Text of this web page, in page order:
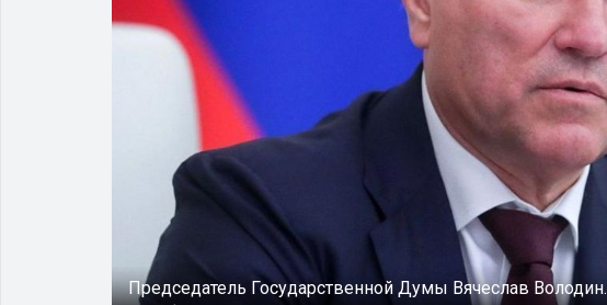
Председатель Государственной Думы Вячеслав Володин.